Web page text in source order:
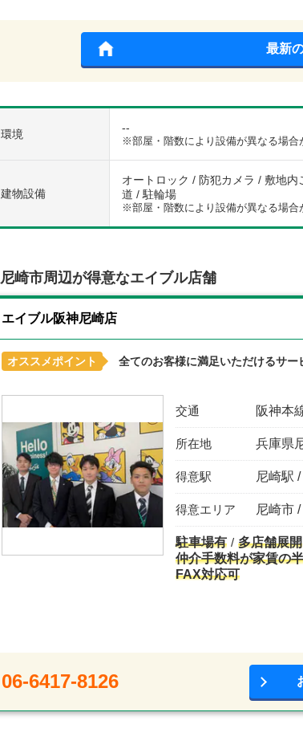
最新
環境 --
※部屋・階数により設備が異なる場合
建物設備
オートロック / 防犯カメラ / 敷地
道 / 駐輪場
※部屋・階数により設備が異なる場合
尼崎市周辺が得意なエイブル店舗
エイブル阪神尼崎店
オススメポイント 全てのお客様に満足いただけるサー
交通 阪神本
所在地 兵庫県
得意駅 尼崎駅
得意エリア 尼崎市
駐車場有 多店舗展開
仲介手数料が家賃の
FAX対応可
06-6417-8126